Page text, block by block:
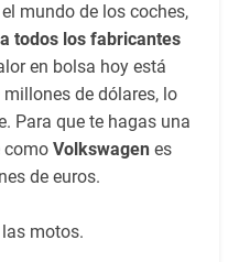
mundo de los coches,
todos los fabricantes
en bolsa hoy está
de dólares, lo
Para que te hagas una
como Volkswagenes
de euros.
motos.